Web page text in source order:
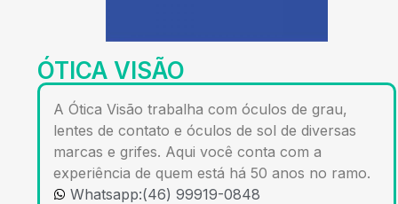
ÓTICA VISÃO
A Ótica Visão trabalha com óculos de grau,
lentes de contato e óculos de sol de diversas
marcas e grifes. Aqui você conta com a
experiência de quem está há 50 anos no ramo.
Whatsapp:(46) 99919-0848